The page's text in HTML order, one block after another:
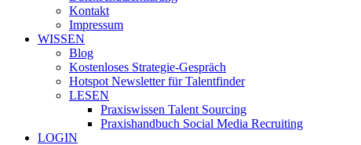
Kontakt
Impressum
WISSEN
Blog
Kostenloses Strategie-Gespräch
Hotspot Newsletter für Talentfinder
LESEN
Praxiswissen Talent Sourcing
Praxishandbuch Social Media Recruiting
LOGIN